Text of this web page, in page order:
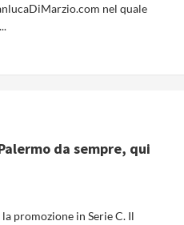
nel quale
da sempre, qui
promozione in Serie C. Il